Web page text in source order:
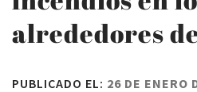
alrededores
PUBLICADO EL: 26 DE ENERO